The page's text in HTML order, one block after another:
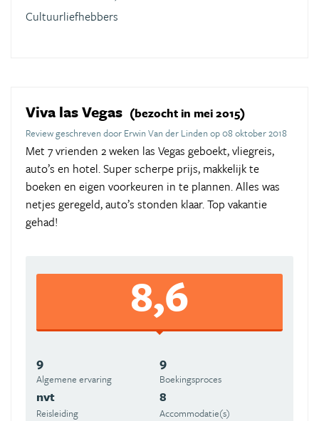
Cultuurliefhebbers
Viva las Vegas (bezocht in mei 2015)
Review geschreven door Erwin Van der Linden op 08 oktober 2018
Met 7 vrienden 2 weken las Vegas geboekt, vliegreis,
auto’s en hotel. Super scherpe prijs, makkelijk te
boeken en eigen voorkeuren in te plannen. Alles was
netjes geregeld, auto’s stonden klaar. Top vakantie
gehad!
8,6
9
Algemene ervaring
9
Boekingsproces
nvt
Reisleiding
8
Accommodatie(s)